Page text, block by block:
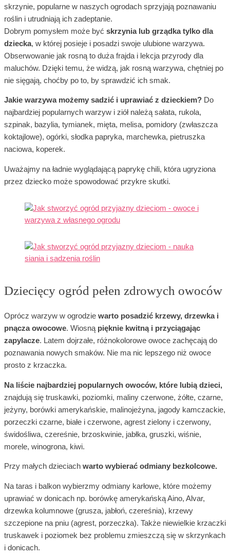
skrzynie, popularne w naszych ogrodach sprzyjają poznawaniu
roślin i utrudniają ich zadeptanie.
Dobrym pomysłem może być skrzynia lub grządka tylko dla
dziecka, w której posieje i posadzi swoje ulubione warzywa.
Obserwowanie jak rosną to duża frajda i lekcja przyrody dla
maluchów. Dzięki temu, że widzą, jak rosną warzywa, chętniej po
nie sięgają, choćby po to, by sprawdzić ich smak.
Jakie warzywa możemy sadzić i uprawiać z dzieckiem? Do
najbardziej popularnych warzyw i ziół należą sałata, rukola,
szpinak, bazylia, tymianek, mięta, melisa, pomidory (zwłaszcza
koktajlowe), ogórki, słodka papryka, marchewka, pietruszka
naciowa, koperek.
Uważajmy na ładnie wyglądającą paprykę chili, która ugryziona
przez dziecko może spowodować przykre skutki.
Dziecięcy ogród pełen zdrowych owoców
Oprócz warzyw w ogrodzie warto posadzić krzewy, drzewka i
pnącza owocowe. Wiosną pięknie kwitną i przyciągając
zapylacze. Latem dojrzałe, różnokolorowe owoce zachęcają do
poznawania nowych smaków. Nie ma nic lepszego niż owoce
prosto z krzaczka.
Na liście najbardziej popularnych owoców, które lubią dzieci,
znajdują się truskawki, poziomki, maliny czerwone, żółte, czarne,
jeżyny, borówki amerykańskie, malinojeżyna, jagody kamczackie,
porzeczki czarne, białe i czerwone, agrest zielony i czerwony,
świdośliwa, czereśnie, brzoskwinie, jabłka, gruszki, wiśnie,
morele, winogrona, kiwi.
Przy małych dzieciach warto wybierać odmiany bezkolcowe.
Na taras i balkon wybierzmy odmiany karłowe, które możemy
uprawiać w donicach np. borówkę amerykańską Aino, Alvar,
drzewka kolumnowe (grusza, jabłoń, czereśnia), krzewy
szczepione na pniu (agrest, porzeczka). Także niewielkie krzaczki
truskawek i poziomek bez problemu zmieszczą się w skrzynkach
i donicach.